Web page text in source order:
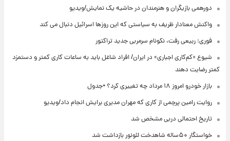
دورهمی بازیگران و هنرمندان در حاشیه یک نمایش/ویدیو
واکنش معنادار ظریف به سیاستی که این روزها اسرائیل دنبال می کند
فوری: ربیعی رفت، نکونام سرمربی جدید تراکتور
شیوع «کم‌کاری اجباری» در ایران/ افراد شاغل باید به ساعات کاری کمتر و دستمزد
کمتر رضایت دهند
بازار خودرو امروز ۱۸ مرداد چه تغییری کرد؟ +جدول
روایت رامین پرچمی از کاری که مهران مدیری برایش انجام داد/ویدیو
تاریخ احتمالی دربی مشخص شد
خواستگار ۵۰ساله شاهدخت لئونور بازداشت شد